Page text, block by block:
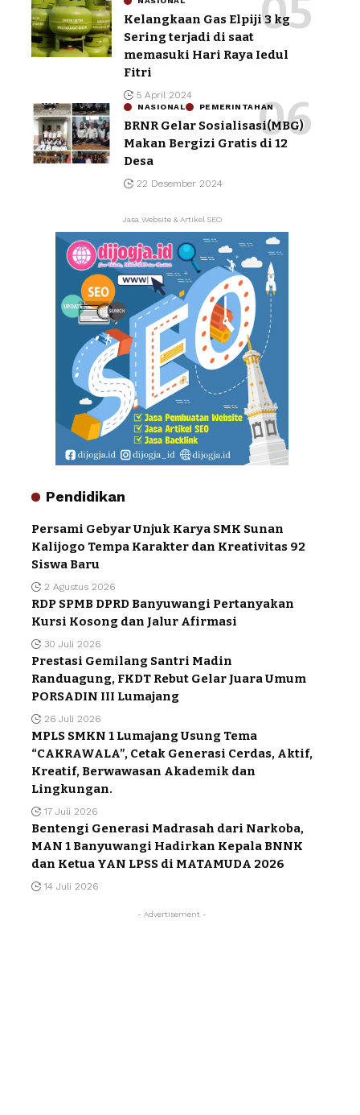
Kelangkaan Gas Elpiji 3 kg
Sering terjadi di saat
memasuki Hari Raya Iedul
Fitri
5 April 2024
NASIONAL PEMERINTAHAN
BRNR Gelar Sosialisasi(MBG)
Makan Bergizi Gratis di 12
Desa
22 Desember 2024
Jasa Website & Artikel SEO
Pendidikan
Persami Gebyar Unjuk Karya SMK Sunan
Kalijogo Tempa Karakter dan Kreativitas 92
Siswa Baru
2 Agustus 2026
RDP SPMB DPRD Banyuwangi Pertanyakan
Kursi Kosong dan Jalur Afirmasi
30 Juli 2026
Prestasi Gemilang Santri Madin
Randuagung, FKDT Rebut Gelar Juara Umum
PORSADIN III Lumajang
26 Juli 2026
MPLS SMKN 1 Lumajang Usung Tema
“CAKRAWALA”, Cetak Generasi Cerdas, Aktif,
Kreatif, Berwawasan Akademik dan
Lingkungan.
17 Juli 2026
Bentengi Generasi Madrasah dari Narkoba,
MAN 1 Banyuwangi Hadirkan Kepala BNNK
dan Ketua YAN LPSS di MATAMUDA 2026
14 Juli 2026
- Advertisement -